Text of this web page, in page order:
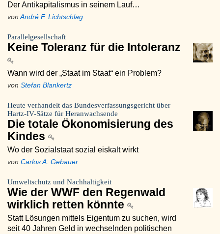
Der Antikapitalismus in seinem Lauf…
von André F. Lichtschlag
Parallelgesellschaft
Keine Toleranz für die Intoleranz
Wann wird der „Staat im Staat“ ein Problem?
von Stefan Blankertz
Heute verhandelt das Bundesverfassungsgericht über
Hartz-IV-Sätze für Heranwachsende
Die totale Ökonomisierung des
Kindes
Wo der Sozialstaat sozial eiskalt wirkt
von Carlos A. Gebauer
Umweltschutz und Nachhaltigkeit
Wie der WWF den Regenwald
wirklich retten könnte
Statt Lösungen mittels Eigentum zu suchen, wird
seit 40 Jahren Geld in wechselnden politischen